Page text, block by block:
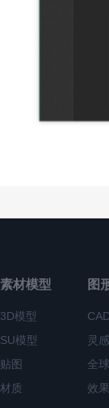
素材模型
3D模型
SU模型
贴图
材质
图
灵
全
效